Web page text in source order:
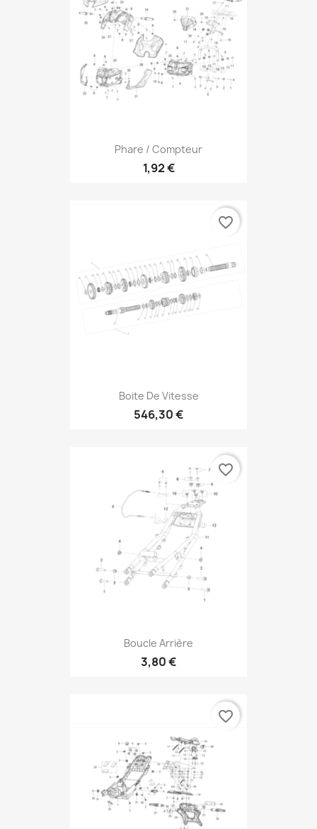
Phare / Compteur
1,92 €
Boite De Vitesse
546,30 €
favorite_border
Boucle Arrière
3,80 €
favorite_border
favorite_border